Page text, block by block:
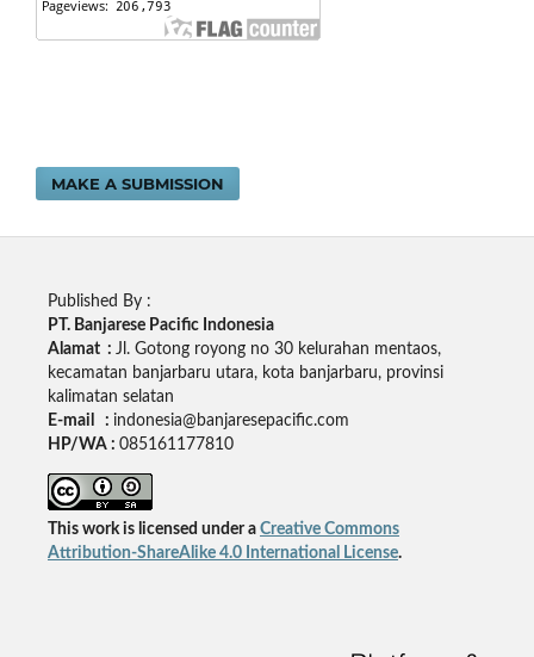
MAKE A SUBMISSION
Published By :
PT. Banjarese Pacific Indonesia
Alamat : Jl. Gotong royong no 30 kelurahan mentaos,
kecamatan banjarbaru utara, kota banjarbaru, provinsi
kalimatan selatan
E-mail : indonesia@banjaresepacific.com
HP/WA : 085161177810
This work is licensed under a Creative Commons
Attribution-ShareAlike 4.0 International License.